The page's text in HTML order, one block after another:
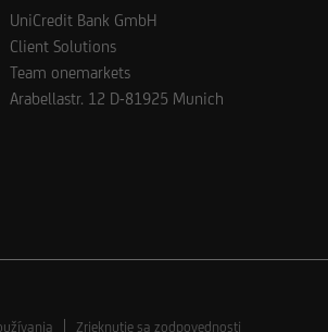
UniCredit Bank GmbH
Client Solutions
Team onemarkets
Arabellastr. 12 D-81925 Munich
Zrieknutie sa zodpovednosti